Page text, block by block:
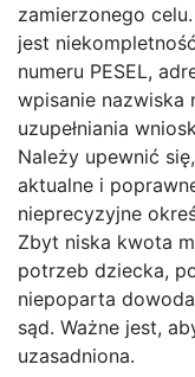
zamierzonego
jest
numeru PESEL,
wpisanie nazwiska
uzupełniania
Należy upewnić
aktualne i
nieprecyzyjne
Zbyt niska kwota
potrzeb dziecka,
niepoparta
sąd. Ważne jest,
uzasadniona.